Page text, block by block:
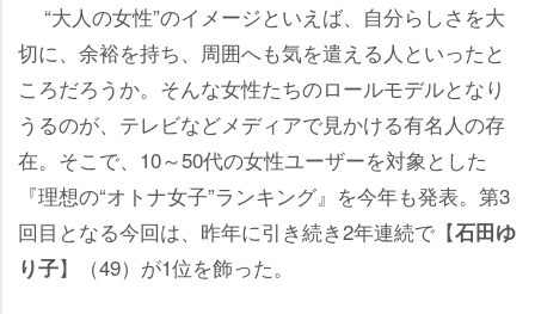
“大人の女性”のイメージといえば、自分らしさを大
切に、余裕を持ち、周囲へも気を遣える人といったと
ころだろうか。そんな女性たちのロールモデルとなり
うるのが、テレビなどメディアで見かける有名人の存
在。そこで、10～50代の女性ユーザーを対象とした
『理想の“オトナ女子”ランキング』を今年も発表。第3
回目となる今回は、昨年に引き続き2年連続で【石田ゆ
り子】（49）が1位を飾った。